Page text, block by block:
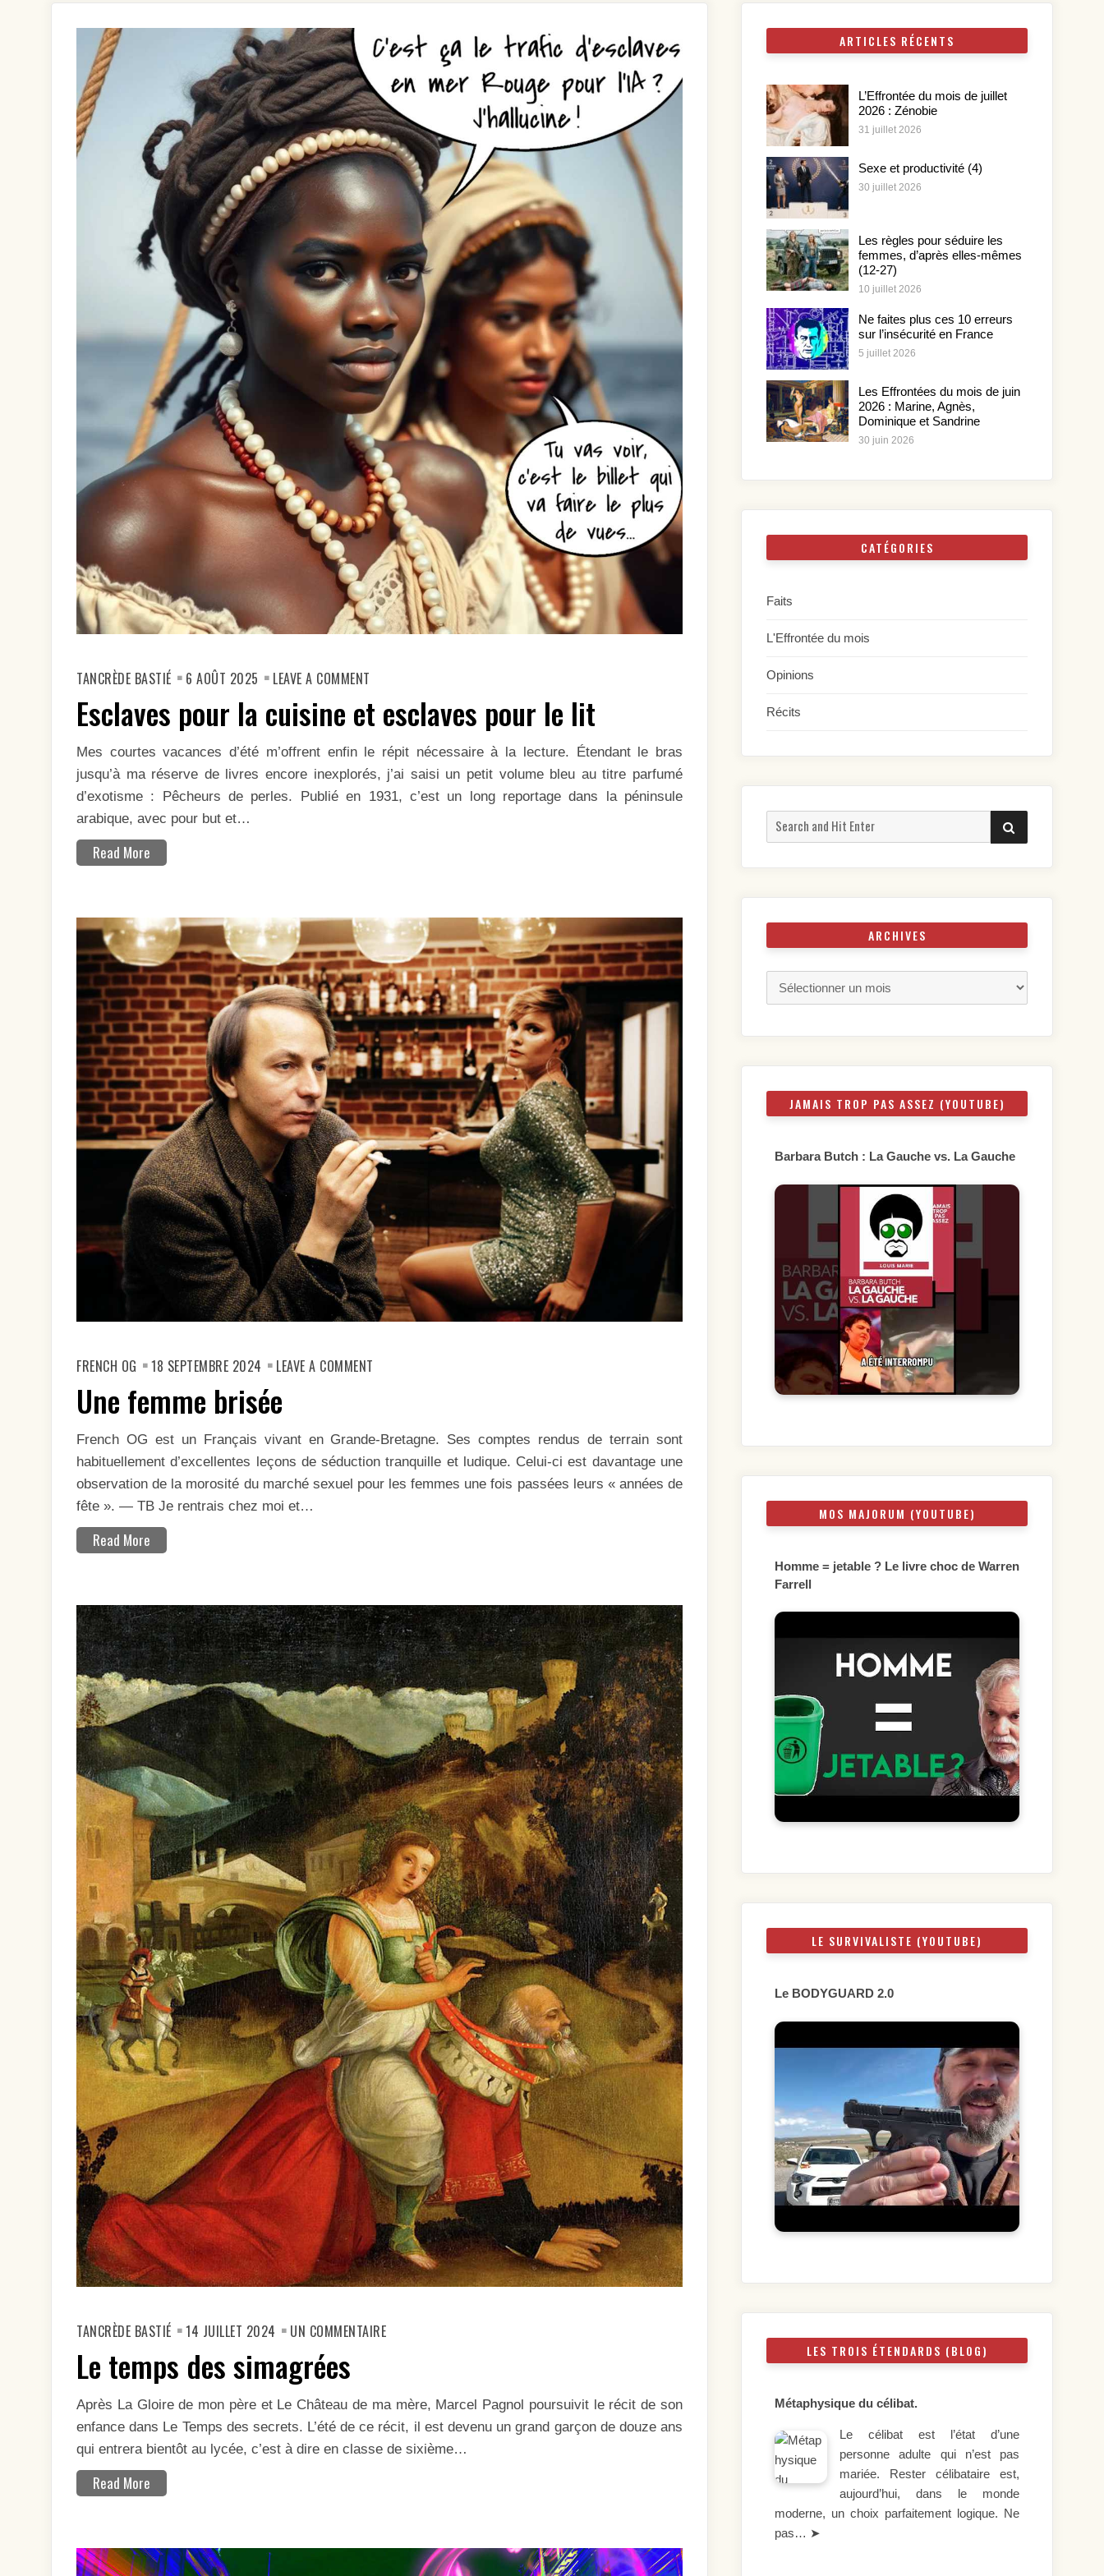
TANCRÈDE BASTIÉ 6 AOÛT 2025 LEAVE A COMMENT
LA
CUISINE
ET
ESCLAVES
POUR
LE
LIT
Esclaves pour la cuisine et esclaves pour le lit
Mes courtes vacances d’été m’offrent enfin le répit nécessaire à la lecture. Étendant le bras
jusqu’à ma réserve de livres encore inexplorés, j’ai saisi un petit volume bleu au titre parfumé
d’exotisme : Pêcheurs de perles. Publié en 1931, c’est un long reportage dans la péninsule
arabique, avec pour but et…
Read More
FRENCH OG 18 SEPTEMBRE 2024 LEAVE A COMMENT
Une femme brisée
French OG est un Français vivant en Grande-Bretagne. Ses comptes rendus de terrain sont
habituellement d’excellentes leçons de séduction tranquille et ludique. Celui-ci est davantage une
observation de la morosité du marché sexuel pour les femmes une fois passées leurs « années de
fête ». — TB Je rentrais chez moi et…
Read More
TANCRÈDE BASTIÉ 14 JUILLET 2024 UN COMMENTAIRELE
Le temps des simagrées
Après La Gloire de mon père et Le Château de ma mère, Marcel Pagnol poursuivit le récit de son
enfance dans Le Temps des secrets. L’été de ce récit, il est devenu un grand garçon de douze ans
qui entrera bientôt au lycée, c’est à dire en classe de sixième…
Read More
ARTICLES RÉCENTS
L’Effrontée du mois de juillet
2026 : Zénobie
31 juillet 2026
Sexe et productivité (4)
30 juillet 2026
Les règles pour séduire les
femmes, d’après elles-mêmes
(12-27)
10 juillet 2026
Ne faites plus ces 10 erreurs
sur l’insécurité en France
5 juillet 2026
Les Effrontées du mois de juin
2026 : Marine, Agnès,
Dominique et Sandrine
30 juin 2026
CATÉGORIES
Faits
L'Effrontée du mois
Opinions
Récits
Search
for:
SEARCH
ARCHIVES
JAMAIS TROP PAS ASSEZ (YOUTUBE)
Barbara Butch : La Gauche vs. La Gauche
MOS MAJORUM (YOUTUBE)
Homme = jetable ? Le livre choc de Warren
Farrell
LE SURVIVALISTE (YOUTUBE)
Le BODYGUARD 2.0
LES TROIS ÉTENDARDS (BLOG)
Métaphysique du célibat.
Le célibat est l’état d’une
personne adulte qui n’est pas
mariée. Rester célibataire est,
aujourd’hui, dans le monde
moderne, un choix parfaitement logique. Ne
pas… ➤